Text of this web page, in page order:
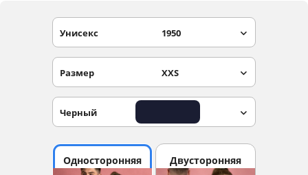
Унисекс 1950
Размер XXS
Черный
Односторонняя Двусторонняя